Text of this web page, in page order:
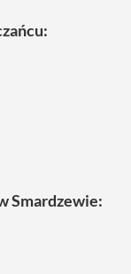
Smardzewie: